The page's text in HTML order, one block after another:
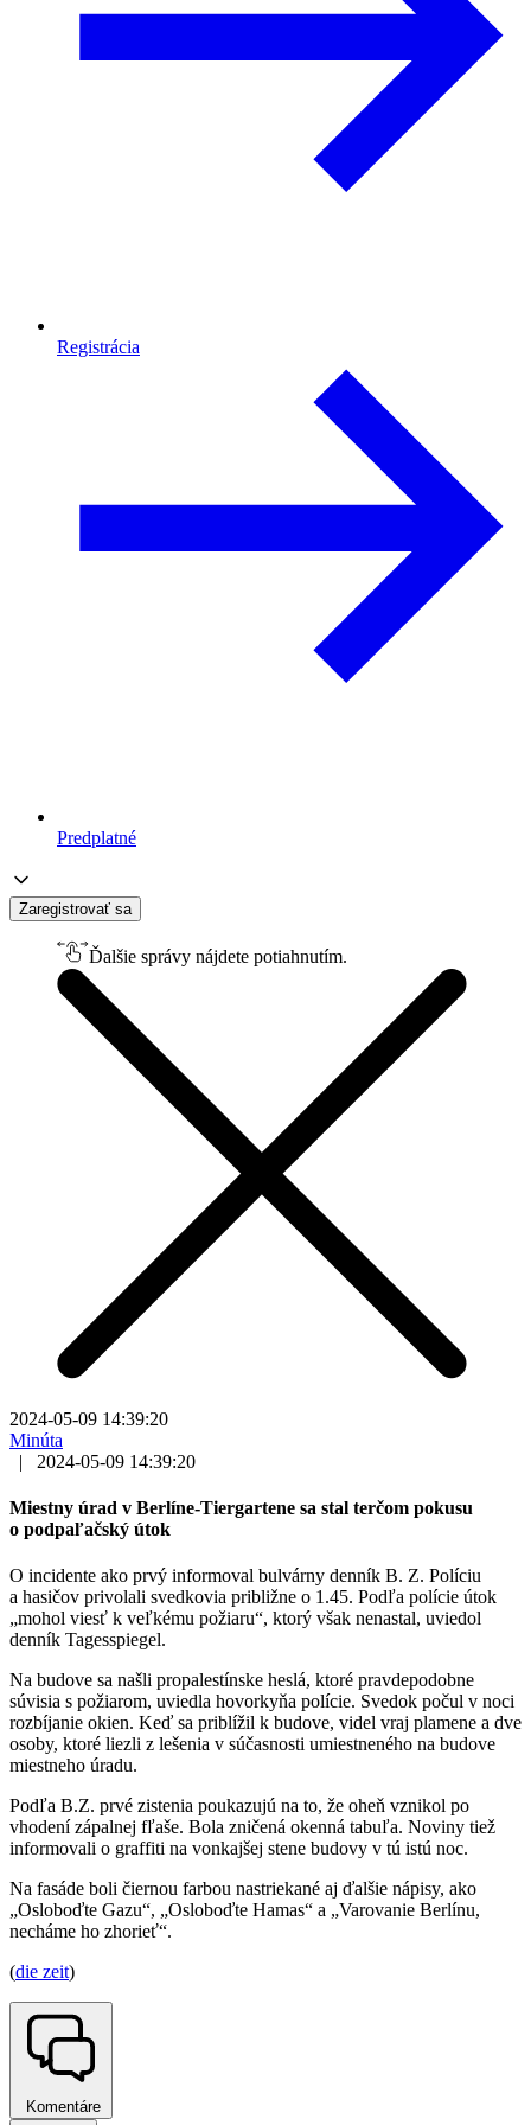
Registrácia
Predplatné
Zaregistrovať sa
Ďalšie správy nájdete potiahnutím.
2024-05-09 14:39:20
Minúta
|
2024-05-09 14:39:20
Miestny úrad v Berlíne-Tiergartene sa stal terčom pokusu
o podpaľačský útok
O incidente ako prvý informoval bulvárny denník B. Z. Políciu
a hasičov privolali svedkovia približne o 1.45. Podľa polície útok
„mohol viesť k veľkému požiaru“, ktorý však nenastal, uviedol
denník Tagesspiegel.
Na budove sa našli propalestínske heslá, ktoré pravdepodobne
súvisia s požiarom, uviedla hovorkyňa polície. Svedok počul v noci
rozbíjanie okien. Keď sa priblížil k budove, videl vraj plamene a dve
osoby, ktoré liezli z lešenia v súčasnosti umiestneného na budove
miestneho úradu.
Podľa B.Z. prvé zistenia poukazujú na to, že oheň vznikol po
vhodení zápalnej fľaše. Bola zničená okenná tabuľa. Noviny tiež
informovali o graffiti na vonkajšej stene budovy v tú istú noc.
Na fasáde boli čiernou farbou nastriekané aj ďalšie nápisy, ako
„Osloboďte Gazu“, „Osloboďte Hamas“ a „Varovanie Berlínu,
necháme ho zhorieť“.
(die zeit)
Komentáre